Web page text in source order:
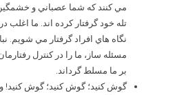
مي کنند که شما عصباني و
تله خود گرفتار کرده اند. ما اغلب در
نگاه هاي افراد گرفتار مي شويم.
مسئله ساز، ما را در کنترل
بر ما مسلط گرداند.
گوش کنيد؛ گوش کنيد؛ گوش کنيد!